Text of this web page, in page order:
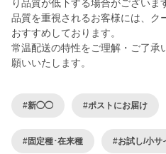
り品質が低下する場合がございま
品質を重視されるお客様には、ク
おすすめしております。
常温配送の特性をご理解・ご了承
願いいたします。
#新◯◯ #ポストにお届け
#固定種･在来種 #お試し/小サ